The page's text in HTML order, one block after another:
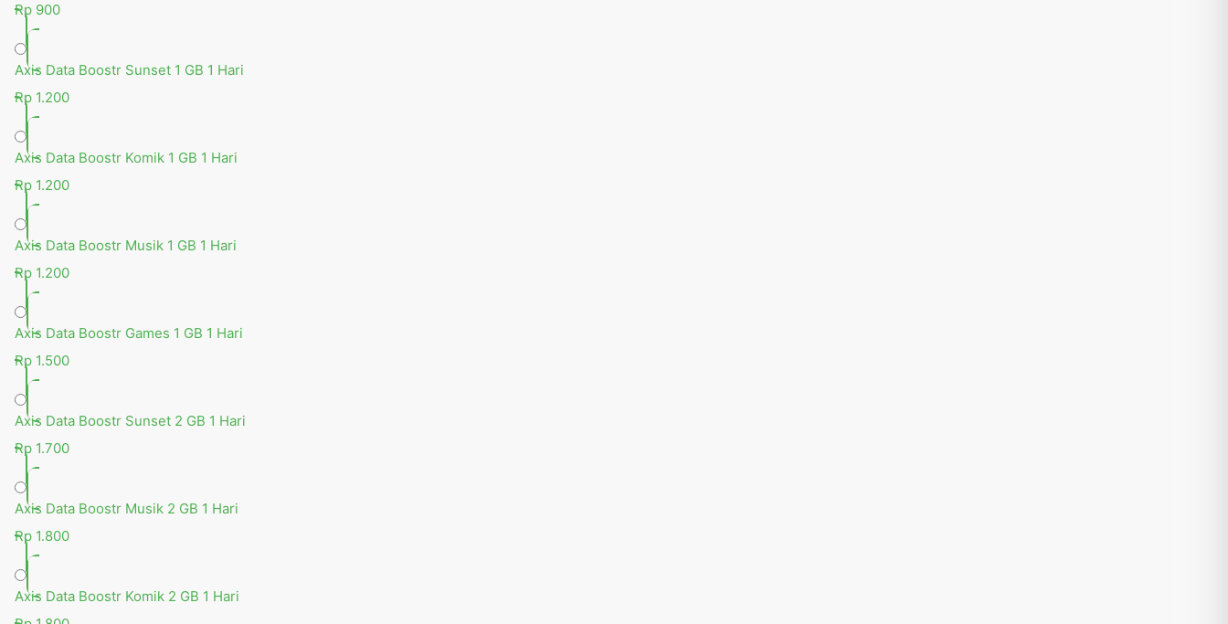
Rp 900
Axis Data Boostr Sunset 1 GB 1 Hari
Rp 1.200
Axis Data Boostr Komik 1 GB 1 Hari
Rp 1.200
Axis Data Boostr Musik 1 GB 1 Hari
Rp 1.200
Axis Data Boostr Games 1 GB 1 Hari
Rp 1.500
Axis Data Boostr Sunset 2 GB 1 Hari
Rp 1.700
Axis Data Boostr Musik 2 GB 1 Hari
Rp 1.800
Axis Data Boostr Komik 2 GB 1 Hari